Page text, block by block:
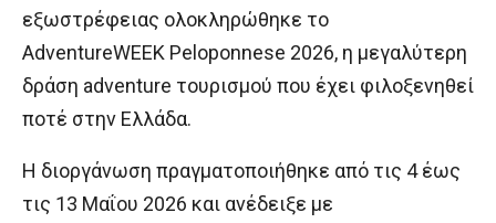
εξωστρέφειας ολοκληρώθηκε το
AdventureWEEK Peloponnese 2026, η μεγαλύτερη
δράση adventure τουρισμού που έχει φιλοξενηθεί
ποτέ στην Ελλάδα.
Η διοργάνωση πραγματοποιήθηκε από τις 4 έως
τις 13 Μαΐου 2026 και ανέδειξε με